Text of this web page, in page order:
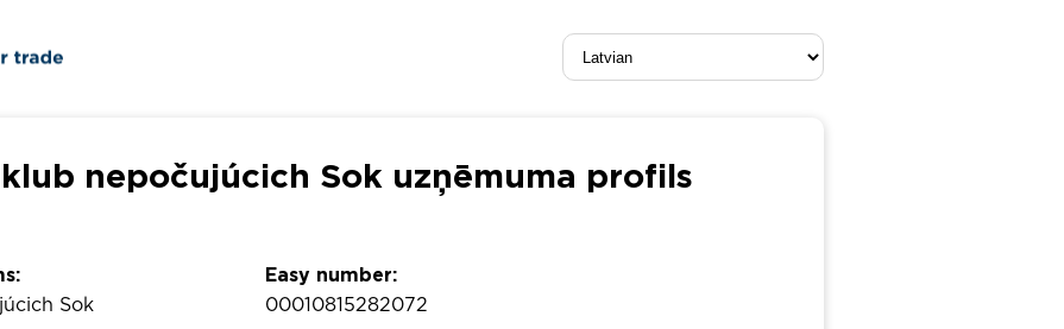
nepočujúcich Sok uzņēmuma profils
Sok
Easy number:
00010815282072